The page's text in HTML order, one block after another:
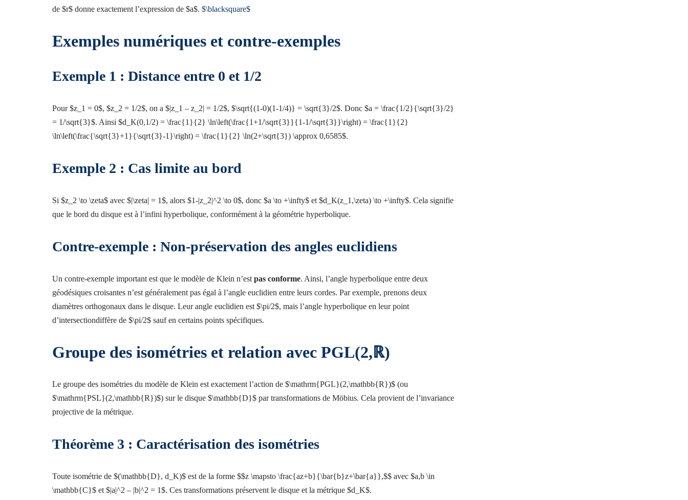
de $r$ donne exactement l’expression de $a$. $\blacksquare$
Exemples numériques et contre-exemples
Exemple 1 : Distance entre 0 et 1/2
Pour $z_1 = 0$, $z_2 = 1/2$, on a $|z_1 – z_2| = 1/2$, $\sqrt{(1-0)(1-1/4)} = \sqrt{3}/2$. Donc $a = \frac{1/2}{\sqrt{3}/2}
= 1/\sqrt{3}$. Ainsi $d_K(0,1/2) = \frac{1}{2} \ln\left(\frac{1+1/\sqrt{3}}{1-1/\sqrt{3}}\right) = \frac{1}{2}
\ln\left(\frac{\sqrt{3}+1}{\sqrt{3}-1}\right) = \frac{1}{2} \ln(2+\sqrt{3}) \approx 0,6585$.
Exemple 2 : Cas limite au bord
Si $z_2 \to \zeta$ avec $|\zeta| = 1$, alors $1-|z_2|^2 \to 0$, donc $a \to +\infty$ et $d_K(z_1,\zeta) \to +\infty$. Cela signifie
que le bord du disque est à l’infini hyperbolique, conformément à la géométrie hyperbolique.
Contre-exemple : Non-préservation des angles euclidiens
Un contre-exemple important est que le modèle de Klein n’est pas conforme. Ainsi, l’angle hyperbolique entre deux
géodésiques croisantes n’est généralement pas égal à l’angle euclidien entre leurs cordes. Par exemple, prenons deux
diamètres orthogonaux dans le disque. Leur angle euclidien est $\pi/2$, mais l’angle hyperbolique en leur point
d’intersectiondiffère de $\pi/2$ sauf en certains points spécifiques.
Groupe des isométries et relation avec PGL(2,ℝ)
Le groupe des isométries du modèle de Klein est exactement l’action de $\mathrm{PGL}(2,\mathbb{R})$ (ou
$\mathrm{PSL}(2,\mathbb{R})$) sur le disque $\mathbb{D}$ par transformations de Möbius. Cela provient de l’invariance
projective de la métrique.
Théorème 3 : Caractérisation des isométries
Toute isométrie de $(\mathbb{D}, d_K)$ est de la forme $$z \mapsto \frac{az+b}{\bar{b}z+\bar{a}},$$ avec $a,b \in
\mathbb{C}$ et $|a|^2 – |b|^2 = 1$. Ces transformations préservent le disque et la métrique $d_K$.